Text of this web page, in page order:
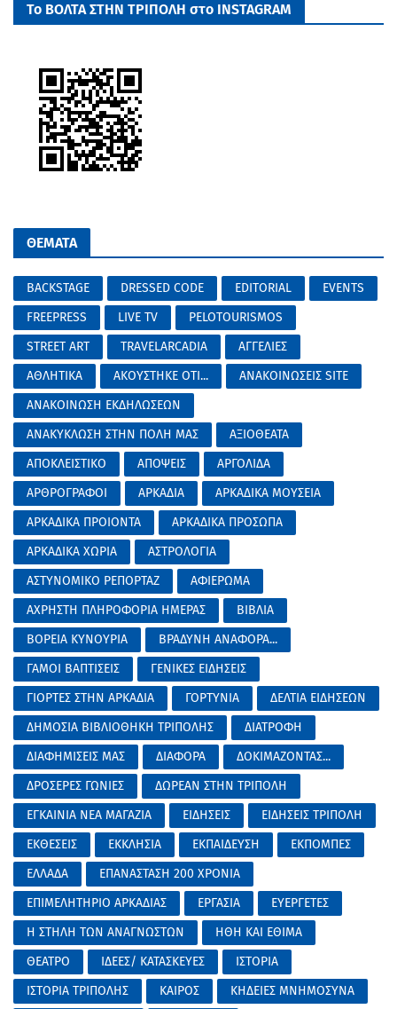
Το ΒΟΛΤΑ ΣΤΗΝ ΤΡΙΠΟΛΗ στο INSTAGRAM
ΘΕΜΑΤΑ
BACKSTAGE DRESSED CODE EDITORIAL
EVENTS
FREEPRESS
LIVE TV
PELOTOURISMOS
STREET ART
TRAVELARCADIA
ΑΓΓΕΛΙΕΣ
ΑΘΛΗΤΙΚΑ
ΑΚΟΥΣΤΗΚΕ ΟΤΙ...
ΑΝΑΚΟΙΝΩΣΕΙΣ SITE
ΑΝΑΚΟΙΝΩΣΗ ΕΚΔΗΛΩΣΕΩΝ
ΑΝΑΚΥΚΛΩΣΗ ΣΤΗΝ ΠΟΛΗ ΜΑΣ
ΑΞΙΟΘΕΑΤΑ
ΑΠΟΚΛΕΙΣΤΙΚΟ
ΑΠΟΨΕΙΣ
ΑΡΓΟΛΙΔΑ
ΑΡΘΡΟΓΡΑΦΟΙ
ΑΡΚΑΔΙΑ
ΑΡΚΑΔΙΚΑ ΜΟΥΣΕΙΑ
ΑΡΚΑΔΙΚΑ ΠΡΟΙΟΝΤΑ
ΑΡΚΑΔΙΚΑ ΠΡΟΣΩΠΑ
ΑΡΚΑΔΙΚΑ ΧΩΡΙΑ
ΑΣΤΡΟΛΟΓΙΑ
ΑΣΤΥΝΟΜΙΚΟ ΡΕΠΟΡΤΑΖ
ΑΦΙΕΡΩΜΑ
ΑΧΡΗΣΤΗ ΠΛΗΡΟΦΟΡΙΑ ΗΜΕΡΑΣ
ΒΙΒΛΙΑ
ΒΟΡΕΙΑ ΚΥΝΟΥΡΙΑ
ΒΡΑΔΥΝΗ ΑΝΑΦΟΡΑ...
ΓΑΜΟΙ ΒΑΠΤΙΣΕΙΣ
ΓΕΝΙΚΕΣ ΕΙΔΗΣΕΙΣ
ΓΙΟΡΤΕΣ ΣΤΗΝ ΑΡΚΑΔΙΑ
ΓΟΡΤΥΝΙΑ
ΔΕΛΤΙΑ ΕΙΔΗΣΕΩΝ
ΔΗΜΟΣΙΑ ΒΙΒΛΙΟΘΗΚΗ ΤΡΙΠΟΛΗΣ
ΔΙΑΤΡΟΦΗ
ΔΙΑΦΗΜΙΣΕΙΣ ΜΑΣ
ΔΙΑΦΟΡΑ
ΔΟΚΙΜΑΖΟΝΤΑΣ...
ΔΡΟΣΕΡΕΣ ΓΩΝΙΕΣ
ΔΩΡΕΑΝ ΣΤΗΝ ΤΡΙΠΟΛΗ
ΕΓΚΑΙΝΙΑ ΝΕΑ ΜΑΓΑΖΙΑ
ΕΙΔΗΣΕΙΣ
ΕΙΔΗΣΕΙΣ ΤΡΙΠΟΛΗ
ΕΚΘΕΣΕΙΣ
ΕΚΚΛΗΣΙΑ ΕΚΠΑΙΔΕΥΣΗ
ΕΚΠΟΜΠΕΣ
ΕΛΛΑΔΑ
ΕΠΑΝΑΣΤΑΣΗ 200 ΧΡΟΝΙΑ
ΕΠΙΜΕΛΗΤΗΡΙΟ ΑΡΚΑΔΙΑΣ
ΕΡΓΑΣΙΑ
ΕΥΕΡΓΕΤΕΣ
Η ΣΤΗΛΗ ΤΩΝ ΑΝΑΓΝΩΣΤΩΝ
ΗΘΗ ΚΑΙ ΕΘΙΜΑ
ΘΕΑΤΡΟ
ΙΔΕΕΣ/ ΚΑΤΑΣΚΕΥΕΣ
ΙΣΤΟΡΙΑ
ΙΣΤΟΡΙΑ ΤΡΙΠΟΛΗΣ
ΚΑΙΡΟΣ
ΚΗΔΕΙΕΣ ΜΝΗΜΟΣΥΝΑ